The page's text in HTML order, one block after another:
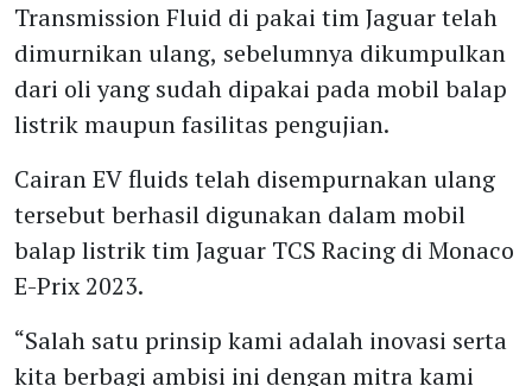
Transmission Fluid di pakai tim Jaguar telah
dimurnikan ulang, sebelumnya dikumpulkan
dari oli yang sudah dipakai pada mobil balap
listrik maupun fasilitas pengujian.
Cairan EV fluids telah disempurnakan ulang
tersebut berhasil digunakan dalam mobil
balap listrik tim Jaguar TCS Racing di Monaco
E-Prix 2023.
“Salah satu prinsip kami adalah inovasi serta
kita berbagi ambisi ini dengan mitra kami